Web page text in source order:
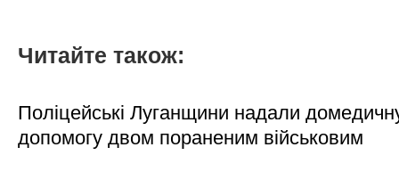
Читайте також:
Поліцейські Луганщини надали
допомогу двом пораненим військовим